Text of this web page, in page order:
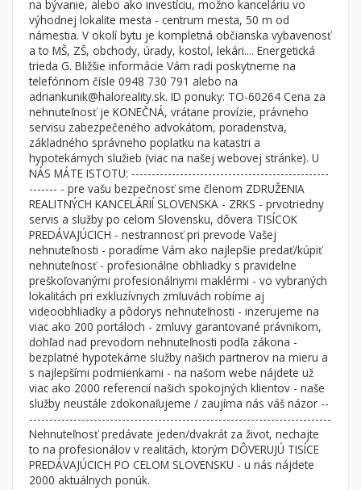
Garsónky
Dvojgarsónky
1-izbové
2-izbové
3-izbové
4 a viac izbové byty
Vila
Chalupa
Pozemok
Stavebné pozemky
Bývanie a rekreácia
Priemyselný pozemok
Poľnohospodárske pozemky
Záhrada
Iný poľnohospodársky pozemok
Nebytové priestory
Administratívne, obchodné
Skladové, výrobné
Rekreačné, reštauračné
Garáž, garážové státie
Filtre
Súkromná inzercia
Len s fotkou
Novostavba
na bývanie, alebo ako investíciu, možno kanceláriu vo
výhodnej lokalite mesta - centrum mesta, 50 m od
námestia. V okolí bytu je kompletná občianska vybavenosť
a to MŠ, ZŠ, obchody, úrady, kostol, lekári.... Energetická
trieda G. Bližšie informácie Vám radi poskytneme na
telefónnom čísle 0948 730 791 alebo na
adriankunik@haloreality.sk. ID ponuky: TO-60264 Cena za
nehnuteľnosť je KONEČNÁ, vrátane provízie, právneho
servisu zabezpečeného advokátom, poradenstva,
základného správneho poplatku na katastri a
hypotekárnych služieb (viac na našej webovej stránke). U
NÁS MÁTE ISTOTU: -------------------------------------------------
------- - pre vašu bezpečnosť sme členom ZDRUŽENIA
REALITNÝCH KANCELÁRIÍ SLOVENSKA - ZRKS - prvotriedny
servis a služby po celom Slovensku, dôvera TISÍCOK
PREDÁVAJÚCICH - nestrannosť pri prevode Vašej
nehnuteľnosti - poradíme Vám ako najlepšie predať/kúpiť
nehnuteľnosť - profesionálne obhliadky s pravidelne
preškoľovanými profesionálnymi maklérmi - vo vybraných
lokalitách pri exkluzívnych zmluvách robíme aj
videoobhliadky a pôdorys nehnuteľnosti - inzerujeme na
viac ako 200 portáloch - zmluvy garantované právnikom,
dohľad nad prevodom nehnuteľnosti podľa zákona -
bezplatné hypotekárne služby našich partnerov na mieru a
s najlepšími podmienkami - na našom webe nájdete už
viac ako 2000 referencií našich spokojných klientov - naše
služby neustále zdokonaľujeme / zaujíma nás váš názor --
---------------------------------------------------------------------------
Nehnuteľnosť predávate jeden/dvakrát za život, nechajte
to na profesionálov v realitách, ktorým DÔVERUJÚ TISÍCE
PREDÁVAJÚCICH PO CELOM SLOVENSKU - u nás nájdete
2000 aktuálnych ponúk.